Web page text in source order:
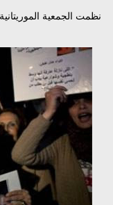
نظمت الجمعية